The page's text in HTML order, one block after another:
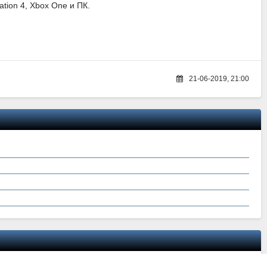
4, Xbox One и ПК.
21-06-2019, 21:00